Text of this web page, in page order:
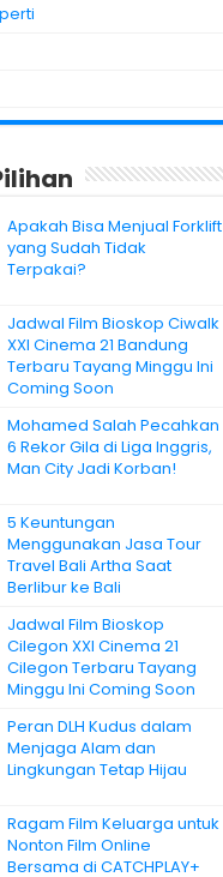
Apakah Bisa Menjual Forklift
yang Sudah Tidak
Terpakai?
Jadwal Film Bioskop Ciwalk
XXI Cinema 21 Bandung
Terbaru Tayang Minggu Ini
Coming Soon
Mohamed Salah Pecahkan
6 Rekor Gila di Liga Inggris,
Man City Jadi Korban!
5 Keuntungan
Menggunakan Jasa Tour
Travel Bali Artha Saat
Berlibur ke Bali
Jadwal Film Bioskop
Cilegon XXI Cinema 21
Cilegon Terbaru Tayang
Minggu Ini Coming Soon
Peran DLH Kudus dalam
Menjaga Alam dan
Lingkungan Tetap Hijau
Ragam Film Keluarga untuk
Nonton Film Online
Bersama di CATCHPLAY+